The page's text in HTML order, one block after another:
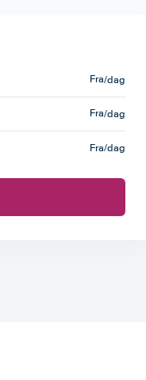
Fra/dag
Fra/dag
Fra/dag